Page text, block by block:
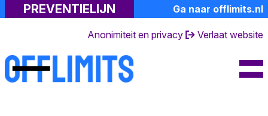
PREVENTIELIJN Ga naar offlimits.nl
Anonimiteit en privacy Verlaat website
Kindermisbruik
Toolkit
Lotgenoten
De gevolgen
Emoties
Professionals
Gespreksvoering
Risicosignalen
Meer informatie
FAQ's
Over ons